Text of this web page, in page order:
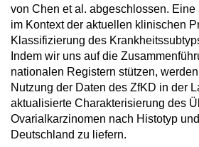
von Chen et al. abgeschlossen.
im Kontext der aktuellen klinischen
Klassifizierung des
Indem wir uns auf die
nationalen Registern stützen,
Nutzung der Daten des ZfKD in der
aktualisierte Charakterisierung des
Ovarialkarzinomen nach Histotyp
Deutschland zu liefern.